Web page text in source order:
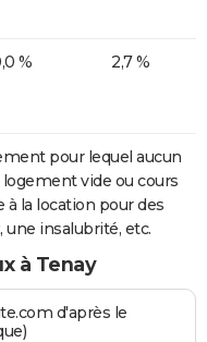
% 2,7 %
pour lequel aucun
vide ou cours
la location pour des
une insalubrité, etc.
à Tenay
d'après le